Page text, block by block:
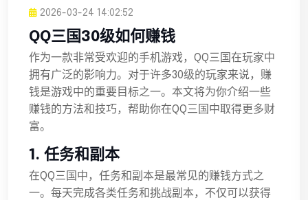
2026-03-24 14:02:52
QQ三国30级如何赚钱
作为一款非常受欢迎的手机游戏，QQ三国在玩家中
拥有广泛的影响力。对于许多30级的玩家来说，赚
钱是游戏中的重要目标之一。本文将为你介绍一些
赚钱的方法和技巧，帮助你在QQ三国中取得更多财
富。
1. 任务和副本
在QQ三国中，任务和副本是最常见的赚钱方式之
一。每天完成各类任务和挑战副本，不仅可以获得